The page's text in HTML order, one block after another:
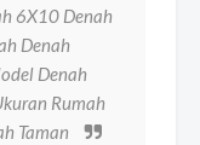
6X10 Denah
Denah
Denah
Rumah
Taman